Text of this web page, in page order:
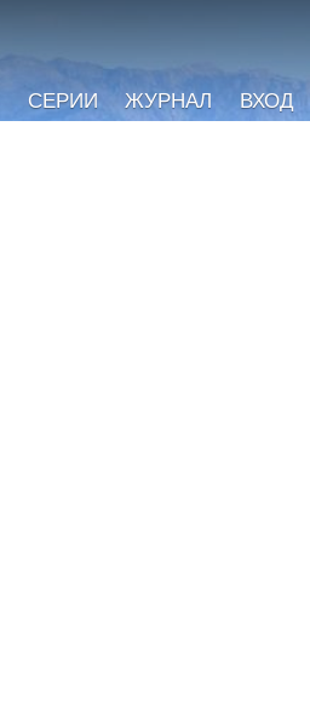
СЕРИИ ЖУРНАЛ ВХОД